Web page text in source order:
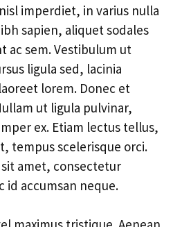
imperdiet, in varius nulla
sapien, aliquet sodales
ac sem. Vestibulum ut
ligula sed, lacinia
lorem. Donec et
ut ligula pulvinar,
ex. Etiam lectus tellus,
tempus scelerisque orci.
amet, consectetur
id accumsan neque.